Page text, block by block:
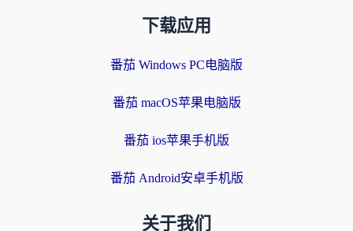
下载应用
番茄 Windows PC电脑版
番茄 macOS苹果电脑版
番茄 ios苹果手机版
番茄 Android安卓手机版
关于我们